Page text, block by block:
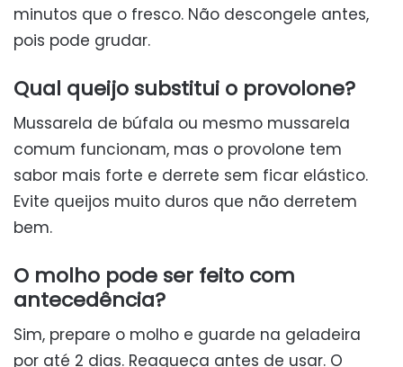
minutos que o fresco. Não descongele antes,
pois pode grudar.
Qual queijo substitui o provolone?
Mussarela de búfala ou mesmo mussarela
comum funcionam, mas o provolone tem
sabor mais forte e derrete sem ficar elástico.
Evite queijos muito duros que não derretem
bem.
O molho pode ser feito com
antecedência?
Sim, prepare o molho e guarde na geladeira
por até 2 dias. Reaqueça antes de usar. O